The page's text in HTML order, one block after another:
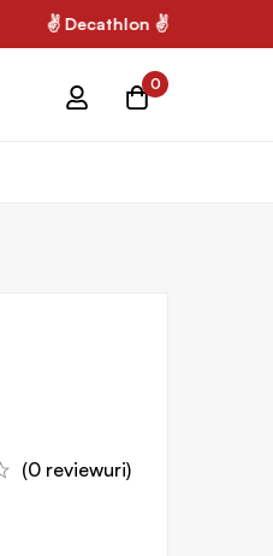
✌ Decathlon ✌
0
(0 reviewuri)